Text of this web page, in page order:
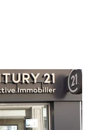
Immobilier
Rousse